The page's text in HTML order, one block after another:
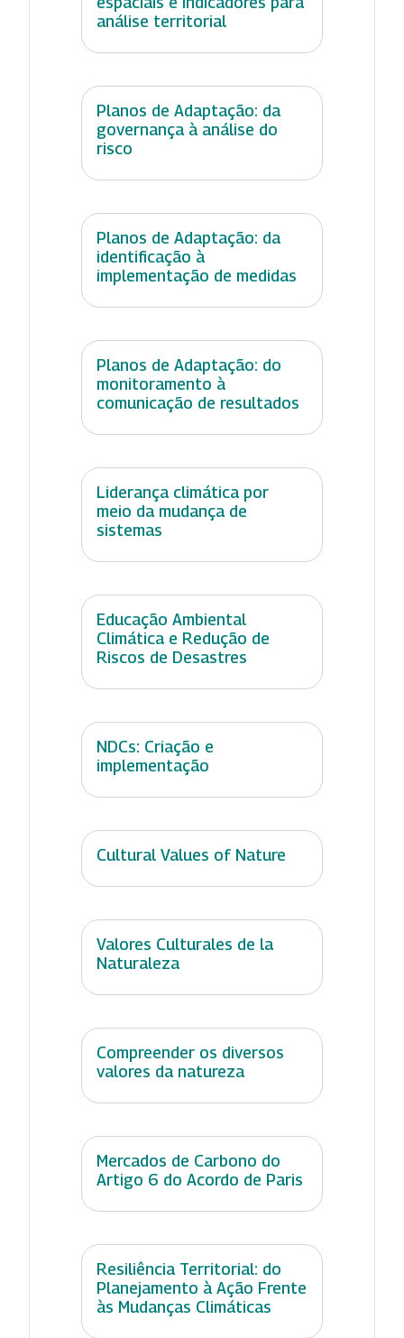
análise territorial
Planos de Adaptação: da
governança à análise do
risco
Planos de Adaptação: da
identificação à
implementação de medidas
Planos de Adaptação: do
monitoramento à
comunicação de resultados
Liderança climática por
meio da mudança de
sistemas
Educação Ambiental
Climática e Redução de
Riscos de Desastres
NDCs: Criação e
implementação
Cultural Values of Nature
Valores Culturales de la
Naturaleza
Compreender os diversos
valores da natureza
Mercados de Carbono do
Artigo 6 do Acordo de Paris
Resiliência Territorial: do
Planejamento à Ação Frente
às Mudanças Climáticas